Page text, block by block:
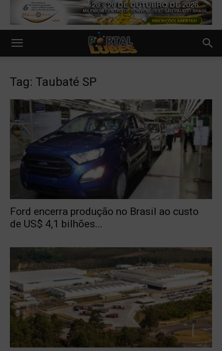
Tag: Taubaté SP
Ford encerra produção no Brasil ao custo
de US$ 4,1 bilhões...